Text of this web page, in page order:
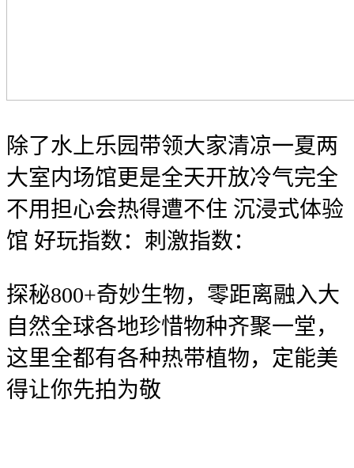
除了水上乐园带领大家清凉一夏两
大室内场馆更是全天开放冷气完全
不用担心会热得遭不住 沉浸式体验
馆 好玩指数：刺激指数：
探秘800+奇妙生物，零距离融入大
自然全球各地珍惜物种齐聚一堂，
这里全都有各种热带植物，定能美
得让你先拍为敬